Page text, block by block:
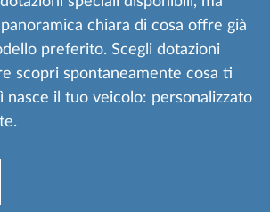
chiara di cosa offre già
preferito. Scegli dotazioni
scopri spontaneamente cosa ti
nasce il tuo veicolo: personalizzato